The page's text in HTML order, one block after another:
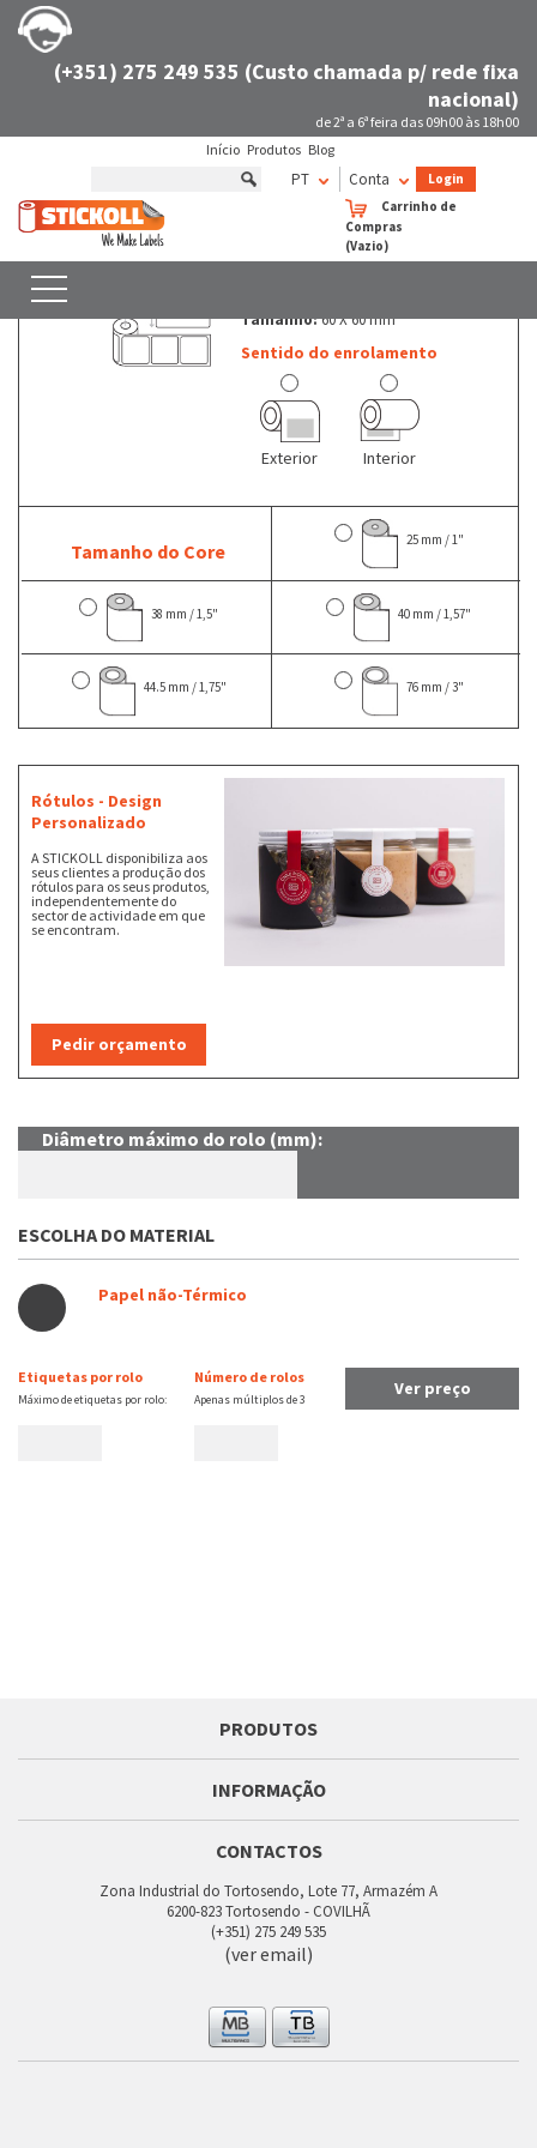
(+351) 275 249 535 (Custo chamada p/ rede fixa
nacional)
de 2ª a 6ª feira das 09h00 às 18h00
Início Produtos Blog
PT Conta
Login
Carrinho de
Compras
(Vazio)
Rolos de etiquetas não térmicas Quadradas
Rolos de etiquetas não térmicas - Quadradas - 60 X 60 mm
Etiquetas em rolo
Tamanho:60 X 60 mm
Sentido do enrolamento
Exterior Interior
Tamanho do Core 25 mm / 1"
38 mm / 1,5" 40 mm / 1,57"
44.5 mm / 1,75" 76 mm / 3"
Rótulos - Design
Personalizado
A STICKOLL disponibiliza aos
seus clientes a produção dos
rótulos para os seus produtos,
independentemente do
sector de actividade em que
se encontram.
Pedir orçamento
Diâmetro máximo do rolo (mm):
ESCOLHA DO MATERIAL
Papel não-Térmico
Etiquetas por rolo
Máximo de etiquetas por rolo:
Número de rolos
Apenas múltiplos de3 Ver preço
PRODUTOS
INFORMAÇÃO
CONTACTOS
Zona Industrial do Tortosendo, Lote 77, Armazém A
6200-823 Tortosendo - COVILHÃ
(+351) 275 249 535
(ver email)